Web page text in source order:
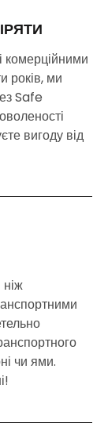
комерційними
років, ми
Safe
вигоду від
чи ями.